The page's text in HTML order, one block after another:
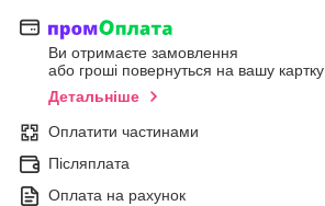
Ви отримаєте замовлення
або гроші повернуться на вашу картку
Детальніше
Оплатити частинами
Післяплата
Оплата на рахунок